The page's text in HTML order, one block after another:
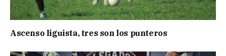
Ascenso liguista, tres son los punteros